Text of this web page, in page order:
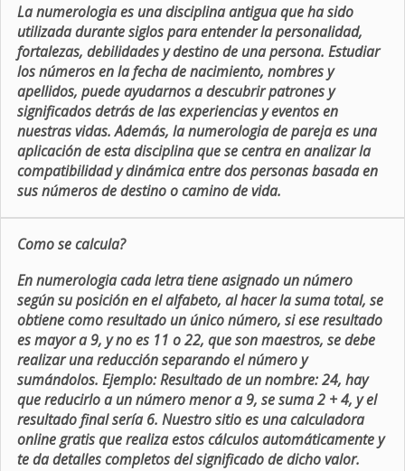
La numerologia es una disciplina antigua que ha sido
utilizada durante siglos para entender la personalidad,
fortalezas, debilidades y destino de una persona. Estudiar
los números en la fecha de nacimiento, nombres y
apellidos, puede ayudarnos a descubrir patrones y
significados detrás de las experiencias y eventos en
nuestras vidas. Además, la numerologia de pareja es una
aplicación de esta disciplina que se centra en analizar la
compatibilidad y dinámica entre dos personas basada en
sus números de destino o camino de vida.
Como se calcula?
En numerologia cada letra tiene asignado un número
según su posición en el alfabeto, al hacer la suma total, se
obtiene como resultado un único número, si ese resultado
es mayor a 9, y no es 11 o 22, que son maestros, se debe
realizar una reducción separando el número y
sumándolos. Ejemplo: Resultado de un nombre: 24, hay
que reducirlo a un número menor a 9, se suma 2 + 4, y el
resultado final sería 6. Nuestro sitio es una calculadora
online gratis que realiza estos cálculos automáticamente y
te da detalles completos del significado de dicho valor.